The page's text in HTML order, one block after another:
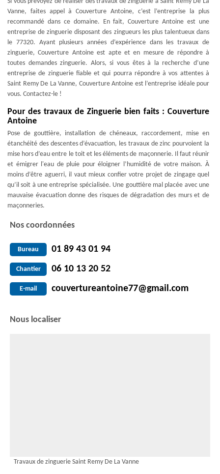
Vanne, faites appel à Couverture Antoine, c’est l’entreprise la plus
recommandé dans ce domaine. En fait, Couverture Antoine est une
entreprise de zinguerie disposant des zingueurs les plus talentueux dans
le 77320. Ayant plusieurs années d’expérience dans les travaux de
zinguerie, Couverture Antoine est apte et en mesure de répondre à
toutes demandes zinguerie. Alors, si vous êtes à la recherche d’une
entreprise de zinguerie fiable et qui pourra répondre à vos attentes à
Saint Remy De La Vanne, Couverture Antoine est l’entreprise idéale pour
vous. Contactez-le !
Pour des travaux de Zinguerie bien faits : Couverture
Antoine
Pose de gouttière, installation de chéneaux, raccordement, mise en
étanchéité des descentes d’évacuation, les travaux de zinc pourvoient la
mise hors d’eau entre le toit et les éléments de maçonnerie. Il faut réunir
et émigrer l'eau de pluie pour éloigner l’humidité de votre maison. À
moins d’être aguerri, il vaut mieux confier votre projet de zingage quel
qu’il soit à une entreprise spécialisée. Une gouttière mal placée avec une
mauvaise évacuation donne des risques de dégradation des murs et de
maçonneries.
Nos coordonnées
Bureau 01 89 43 01 94
Chantier 06 10 13 20 52
E-mail couvertureantoine77@gmail.com
Nous localiser
Travaux de zinguerie Saint Remy De La Vanne